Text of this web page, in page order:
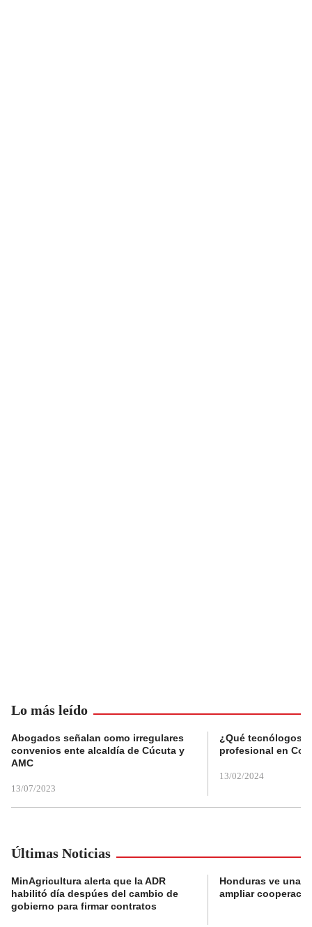
Lo más leído
Abogados señalan como irregulares
convenios ente alcaldía de Cúcuta y
AMC
13/07/2023
¿Qué tecnólogos
profesional en
13/02/2024
Últimas Noticias
MinAgricultura alerta que la ADR
habilitó día despúes del cambio de
gobierno para firmar contratos
Honduras ve una
ampliar